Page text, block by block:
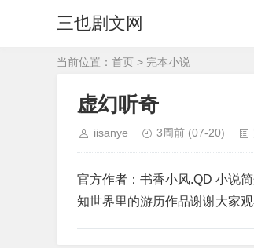
三也剧文网
当前位置： 首页 > 完本小说
虚幻听奇
iisanye 3周前 (07-20)
官方作者：书香小风.QD 小说
知世界里的游历作品谢谢大家